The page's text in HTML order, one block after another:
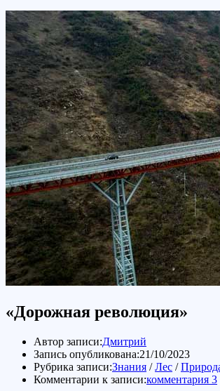
«Дорожная революция»
Автор записи:Дмитрий
Запись опубликована:21/10/2023
Рубрика записи:Знания / Лес /
Комментарии к записи:комментария 3